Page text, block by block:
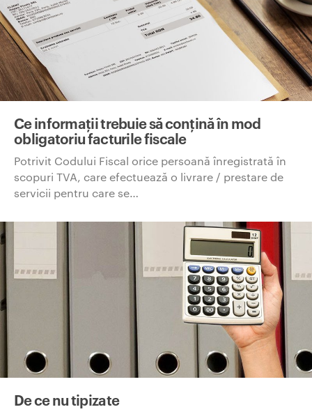
Ce informații trebuie să conțină în mod
obligatoriu facturile fiscale
Potrivit Codului Fiscal orice persoană înregistrată în
scopuri TVA, care efectuează o livrare / prestare de
servicii pentru care se…
De ce nu tipizate